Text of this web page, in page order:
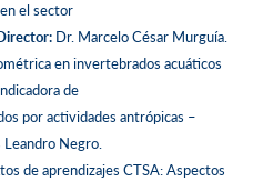
el sector
Dr. Marcelo César Murguía.
en invertebrados acuáticos
de
por actividades antrópicas –
Leandro Negro.
de aprendizajes CTSA: Aspectos